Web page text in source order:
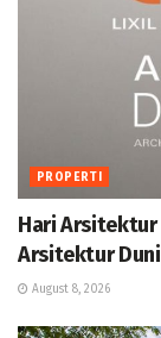
PROPERTI
Hari Arsitektur
Arsitektur
August 8, 2026